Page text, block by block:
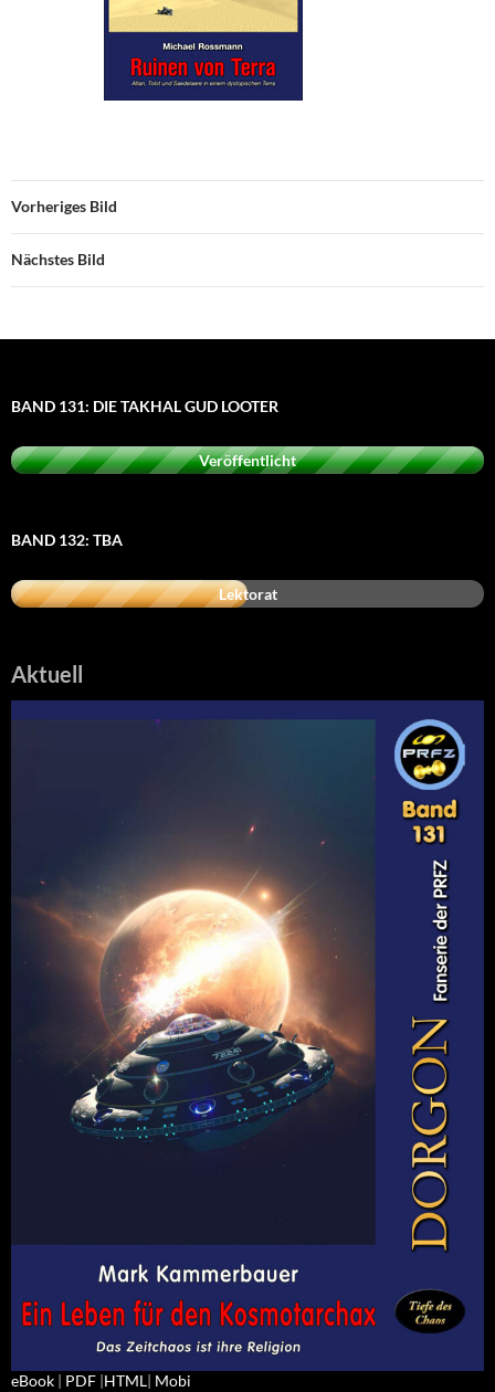
Vorheriges Bild
Nächstes Bild
BAND 131: DIE TAKHAL GUD LOOTER
Veröffentlicht
BAND 132: TBA
Lektorat
Aktuell
eBook | PDF |HTML| Mobi